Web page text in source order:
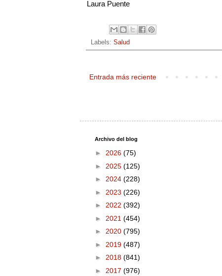
Laura Puente
Labels: Salud
Entrada más reciente
Archivo del blog
► 2026 (75)
► 2025 (125)
► 2024 (228)
► 2023 (226)
► 2022 (392)
► 2021 (454)
► 2020 (795)
► 2019 (487)
► 2018 (841)
► 2017 (976)